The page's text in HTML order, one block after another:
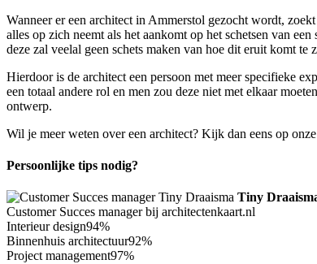
Wanneer er een architect in Ammerstol gezocht wordt,
alles op zich neemt als het aankomt op het schetsen van
deze zal veelal geen schets maken van hoe dit eruit komt te
Hierdoor is de architect een persoon met meer specifieke
een totaal andere rol en men zou deze niet met elkaar
ontwerp.
Wil je meer weten over een architect? Kijk dan eens op
Persoonlijke tips nodig?
Tiny
Customer Succes manager bij architectenkaart.nl
Interieur design94%
Binnenhuis architectuur92%
Project management97%